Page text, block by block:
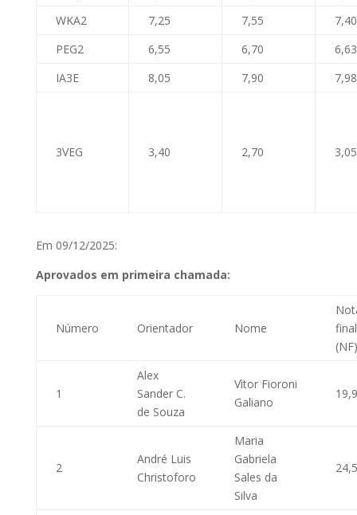
WKA2
7,25 7,55
7,40
PEG2
6,55 6,70
6,63
IA3E
8,05 7,90 7,98
3VEG 3,40 2,70 3,05
Em 09/12/2025:
Aprovados em primeira chamada:
Número Orientador Nome
final
(NF)
1
Alex
Sander C.
de Souza
Vìtor Fioroni
Galiano
2
André Luis
Christoforo
Maria
Gabriela
Sales da
Silva